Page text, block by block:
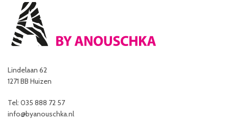
Lindelaan 62
1271 BB Huizen
Tel: 035 888 72 57
info@byanouschka.nl